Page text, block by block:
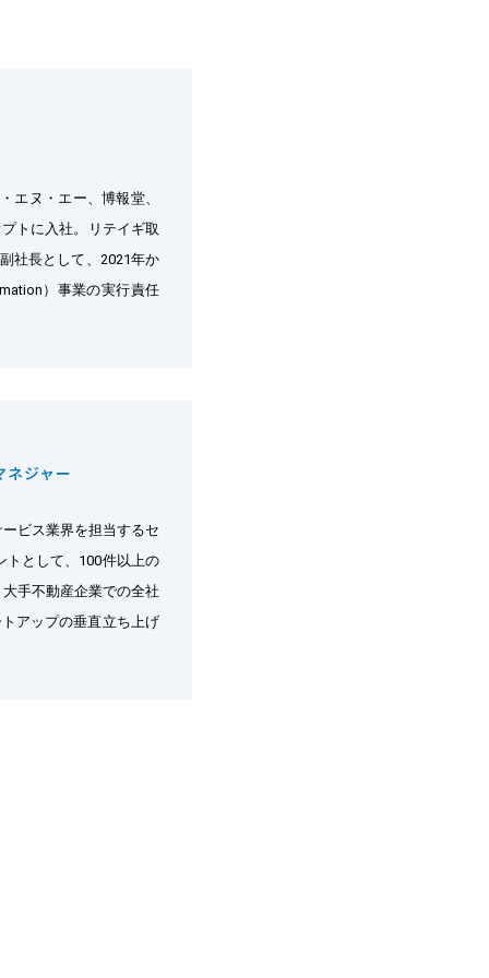
エヌ・エー、博報堂、
トに入社。リテイギ取
社長として、2021年か
）事業の実行責任
ジャー
ビス業界を担当するセ
トとして、100件以上の
手不動産企業での全社
アップの垂直立ち上げ